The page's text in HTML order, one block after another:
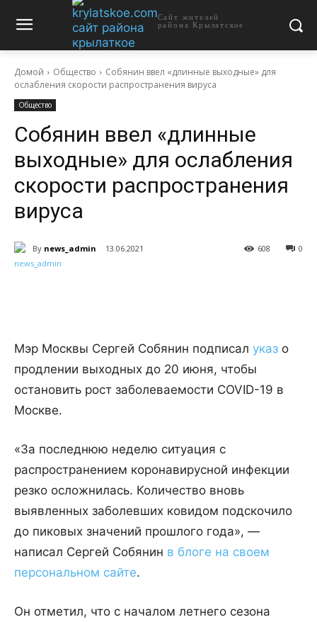
Сайт жителей
района Крылатское
Домой Общество
Собянин ввел «длинные выходные» для
ослабления скорости распространения вируса
Общество
Собянин ввел «длинные
выходные» для ослабления
скорости распространения
вируса
By news_admin 13.06.2021 0
608
Мэр Москвы Сергей Собянин подписал указ о
продлении выходных до 20 июня, чтобы
остановить рост заболеваемости COVID-19 в
Москве.
«За последнюю неделю ситуация с
распространением коронавирусной инфекции
резко осложнилась. Количество вновь
выявленных заболевших ковидом подскочило
до пиковых значений прошлого года», —
написал Сергей Собянин в блоге на своем
персональном сайте.
Он отметил, что с началом летнего сезона